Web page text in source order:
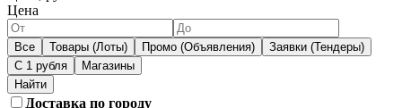
Цена
Все Товары (Лоты) Промо (Объявления)
Заявки (Тендеры)
С 1 рубля
Магазины
Доставка по городу